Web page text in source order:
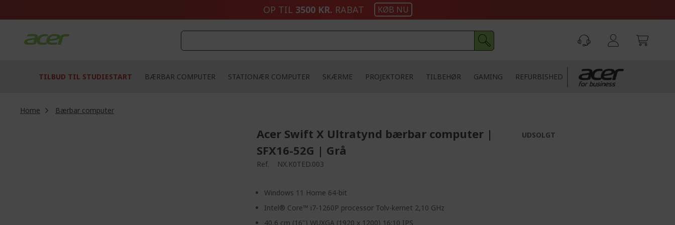
OP TIL 3500 KR. RABAT KØB NU
TILBUD TIL STUDIESTART BÆRBAR COMPUTER STATIONÆR COMPUTER SKÆRME PROJEKTORER TILBEHØR GAMING REFURBISHED
Home
Bærbar computer
Acer Swift X Ultratynd bærbar computer |
SFX16-52G | Grå
Ref. NX.K0TED.003
Windows 11 Home 64-bit
Intel® Core™ i7-1260P processor Tolv-kernet 2,10 GHz
40,6 cm (16") WUXGA (1920 x 1200) 16:10 IPS
UDSOLGT